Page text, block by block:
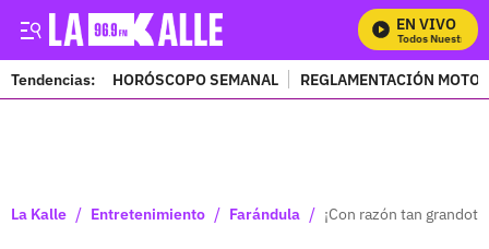
EN VIVO
Mira Todos Nuestros
Tendencias: HORÓSCOPO SEMANAL REGLAMENTACIÓN
La Kalle / Entretenimiento / Farándula / ¡Con razón tan